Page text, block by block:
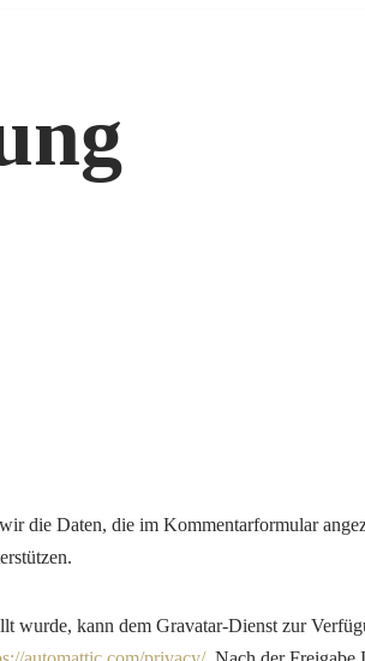
die Daten, die im Kommentarformular
wurde, kann dem Gravatar-Dienst zur